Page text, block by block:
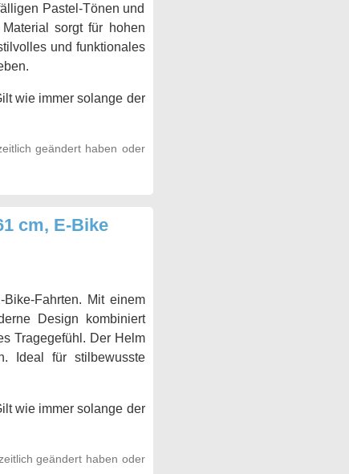
Pastel-Tönen und
sorgt für hohen
und funktionales
wie immer solange der
geändert haben oder
cm, E-Bike
Fahrten. Mit einem
Design kombiniert
Tragegefühl. Der Helm
Ideal für stilbewusste
wie immer solange der
geändert haben oder